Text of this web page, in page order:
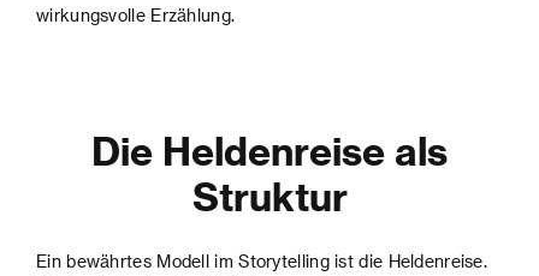
wirkungsvolle Erzählung.
Die Heldenreise als
Struktur
Ein bewährtes Modell im Storytelling ist die Heldenreise.